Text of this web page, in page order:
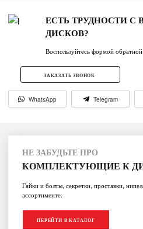
ЕСТЬ ТРУДНОСТИ
ДИСКОВ?
Воспользуйтесь формой
ЗАКАЗАТЬ ЗВОНОК
WhatsApp Telegram
НЕ ЗАБУДЬТЕ ПРО
КОМПЛЕКТУЮЩИЕ К
Гайки и болты, секретки, проставки,
ассортименте.
ПЕРЕЙТИ В КАТАЛОГ